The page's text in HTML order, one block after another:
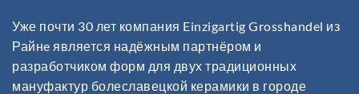
Уже почти 30 лет компания Einzigartig Grosshandel из
Райнe является надёжным партнёром и
разработчиком форм для двух традиционных
мануфактур болеславецкой керамики в городе